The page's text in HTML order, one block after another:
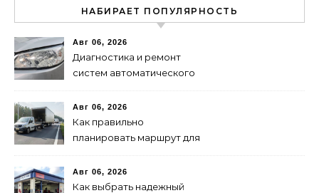
НАБИРАЕТ ПОПУЛЯРНОСТЬ
Авг 06, 2026
Диагностика и ремонт
систем автоматического
советы и рекомендации
Авг 06, 2026
Как правильно
планировать маршрут для
и методы
Авг 06, 2026
Как выбрать надежный